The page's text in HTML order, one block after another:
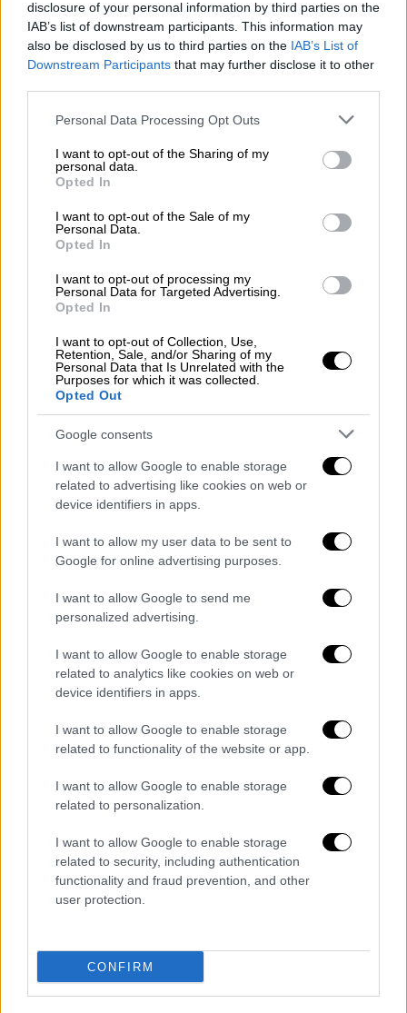
disclosure of your personal information by third parties on the
IAB’s list of downstream participants. This information may
also be disclosed by us to third parties on the IAB’s List of
Downstream Participants that may further disclose it to other
Please note that this website/app uses one or more Google
not limited to your visit or usage behaviour. You may click to
grant or deny consent to Google and its third-party tags to
use your data for below specified purposes in below Google
consent section.
Personal Data Processing Opt Outs
I want to opt-out of the Sharing of my
personal data.
Opted In
I want to opt-out of the Sale of my
Personal Data.
Opted In
I want to opt-out of processing my
Personal Data for Targeted Advertising.
Opted In
I want to opt-out of Collection, Use,
Retention, Sale, and/or Sharing of my
Personal Data that Is Unrelated with the
Purposes for which it was collected.
Opted Out
Google consents
I want to allow Google to enable storage
related to advertising like cookies on web or
device identifiers in apps.
I want to allow my user data to be sent to
Google for online advertising purposes.
I want to allow Google to send me
personalized advertising.
I want to allow Google to enable storage
related to analytics like cookies on web or
device identifiers in apps.
I want to allow Google to enable storage
related to functionality of the website or app.
I want to allow Google to enable storage
related to personalization.
I want to allow Google to enable storage
related to security, including authentication
functionality and fraud prevention, and other
user protection.
CONFIRM
υποστεί.
Τσάρλι Τσάπλιν
ΌΛΕΣ ΟΙ ΕΙΔΗΣΕΙΣ
Η Ευρώπη ετοιμάζεται για βαρύ χειμώνα
με φόντο τις ρωσικές απειλές για το
φυσικό αέριο: Όλα τα μέτρα που πήραν
τα κράτη – μέλη
Σταϊκούρας: Νέα μέτρα στήριξης από
Σεπτέμβριο - Κατάθεση
συμπληρωματικού προϋπολογισμού
Η τραγική ιστορία της 17χρονης που
δολοφονήθηκε στο Περιστέρι: Η
ασέλγεια στα 11 της χρόνια και το
bullying στο σχολείο
Νεκροί ηλικιωμένοι στην Κυψέλη: Νέες
λεπτομέρειες για το θρίλερ – Δεν
διαμέρισμα
Διαβάστε ακόμη